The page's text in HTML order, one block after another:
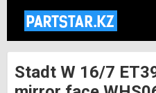
Stadt W 16/7